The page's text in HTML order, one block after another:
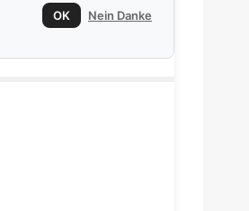
OK Nein Danke